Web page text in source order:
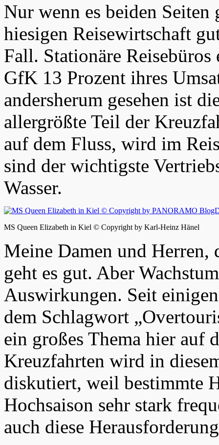
Nur wenn es beiden Seiten
hiesigen Reisewirtschaft
Fall. Stationäre
GfK 13 Prozent ihres
andersherum gesehen ist
allergrößte Teil der
auf dem Fluss, wird im
sind der wichtigste
Wasser.
MS Queen Elizabeth in Kiel © Copyright by Karl-Heinz Hänel
Meine Damen und Herren,
geht es gut. Aber
Auswirkungen. Seit
dem Schlagwort
ein großes Thema hier auf
Kreuzfahrten wird in
diskutiert, weil bestimmte
Hochsaison sehr stark
auch diese